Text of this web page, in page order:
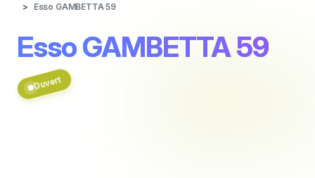
Esso GAMBETTA 59
Esso GAMBETTA 59
Ouvert